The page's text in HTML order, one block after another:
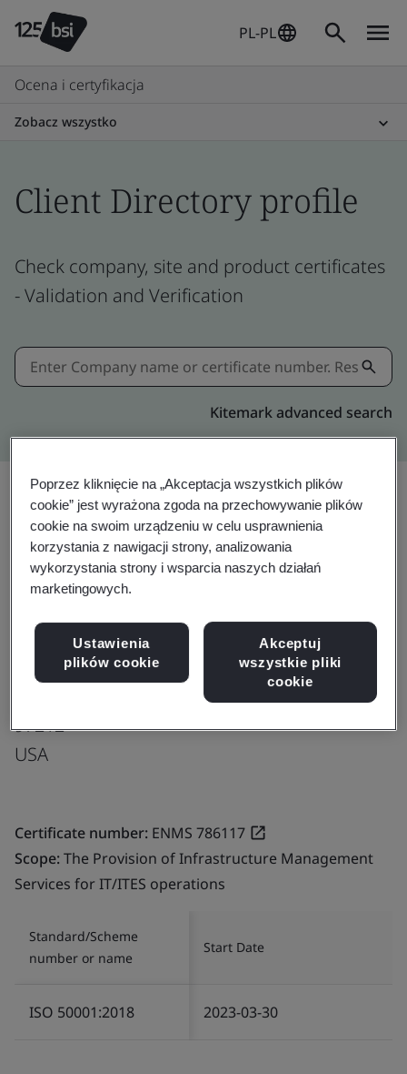
PL-PL
Ocena i certyfikacja
Zobacz wszystko
Client Directory profile
Check company, site and product certificates
- Validation and Verification
Kitemark advanced search
Udostępnij: Rozszerzenie
Production office
1410 SW Morrison Street,
97212
USA
Certificate number: ENMS 786117
Scope:The Provision of Infrastructure Management
Services for IT/ITES operations
Standard/Scheme
number or name
Start Date
ISO 50001:2018 2023-03-30
Poprzez kliknięcie na „Akceptacja wszystkich plików
cookie” jest wyrażona zgoda na przechowywanie plików
cookie na swoim urządzeniu w celu usprawnienia
korzystania z nawigacji strony, analizowania
wykorzystania strony i wsparcia naszych działań
marketingowych.
Ustawienia
plików cookie
Akceptuj
wszystkie pliki
cookie